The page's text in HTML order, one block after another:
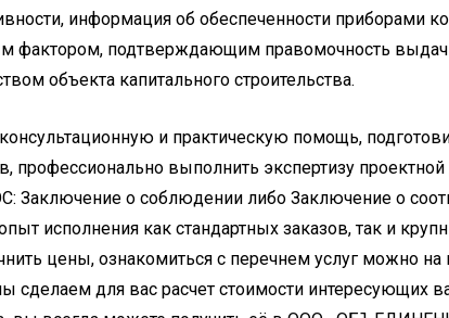
информация об обеспеченности приборами
фактором, подтверждающим правомочность
объекта капитального строительства.
и практическую помощь,
профессионально выполнить экспертизу
Заключение о соблюдении либо Заключение о
исполнения как стандартных заказов, так и
цены, ознакомиться с перечнем услуг можно на
сделаем для вас расчет стоимости интересующих